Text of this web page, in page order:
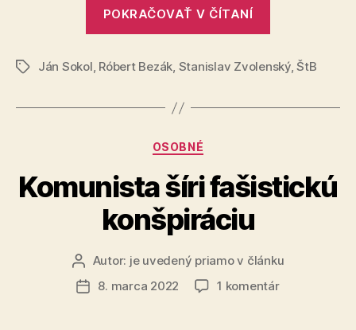
POKRAČOVAŤ V ČÍTANÍ
ZnačkyJán Sokol, Róbert Bezák, Stanislav Zvolenský,ŠtB
Kategórie
OSOBNÉ
Komunista šíri fašistickú
konšpiráciu
Autor
článku
Autor: je uvedený priamo v článku
Dátum
8. marca 2022 1 komentárna